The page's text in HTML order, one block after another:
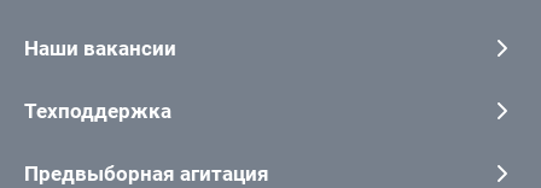
Наши вакансии
Техподдержка
Предвыборная агитация